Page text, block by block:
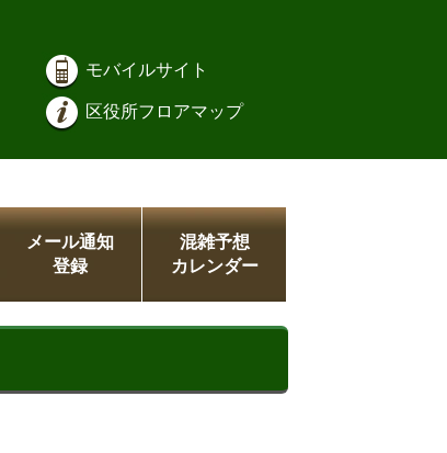
モバイルサイト
区役所フロアマップ
メール通知
登録
混雑予想
カレンダー